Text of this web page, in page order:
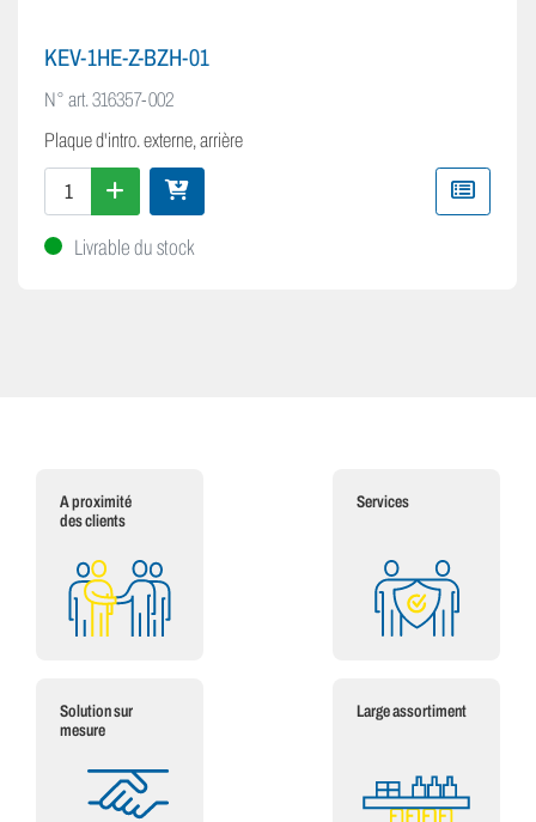
KEV-1HE-Z-BZH-01
N° art.316357-002
Plaque d'intro. externe, arrière
Livrable du stock
A proximité
des clients
Services
Solution sur
mesure
Large assortiment